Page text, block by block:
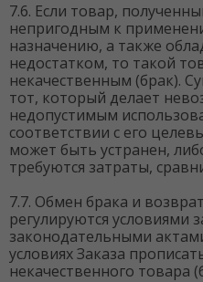
7.6. Если товар,
непригодным к
назначению, а также
недостатком, то такой
некачественным (брак).
тот, который делает
недопустимым
соответствии с его
может быть устранен,
требуются затраты,
7.7. Обмен брака и
регулируются условиями
законодательными
условиях Заказа
некачественного товара